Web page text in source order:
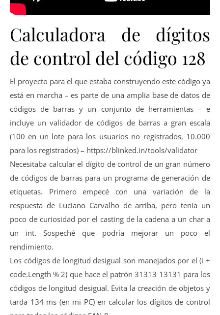
Calculadora de dígitos
de control del código 128
El proyecto para el que estaba construyendo este código ya
está en marcha – es parte de una amplia base de datos de
códigos de barras y un conjunto de herramientas – e
incluye un validador de códigos de barras a gran escala
(100 en un lote para los usuarios no registrados, 10.000
para los registrados) – https://blinked.in/tools/validator
Necesitaba calcular el dígito de control de un gran número
de códigos de barras para un programa de generación de
etiquetas. Primero empecé con una variación de la
respuesta de Luciano Carvalho de arriba, pero tenía un
poco de curiosidad por el casting de la cadena a un char a
un int. Sospeché que podría mejorar un poco el
rendimiento.
Los códigos de longitud desigual son manejados por el (i +
code.Length % 2) que hace el patrón 31313 13131 para los
códigos de longitud desigual. Evita la creación de objetos y
tarda 134 ms (en mi PC) en calcular los dígitos de control